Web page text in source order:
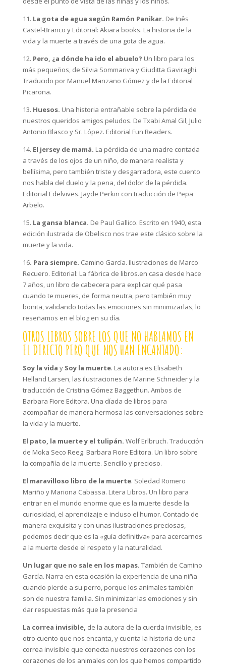
11. La gota de agua según Ramón Panikar. De Inês
Castel-Branco y Editorial: Akiara books. La historia de la
vida y la muerte a través de una gota de agua.
12. Pero, ¿a dónde ha ido el abuelo? Un libro para los
más pequeños, de Silvia Sommariva y Giuditta Gaviraghi.
Traducido por Manuel Manzano Gómez y de la Editorial
Picarona.
13. Huesos. Una historia entrañable sobre la pérdida de
nuestros queridos amigos peludos. De Txabi Amal Gil, Julio
Antonio Blasco y Sr. López. Editorial Fun Readers.
14. El jersey de mamá. La pérdida de una madre contada
a través de los ojos de un niño, de manera realista y
bellísima, pero también triste y desgarradora, este cuento
nos habla del duelo y la pena, del dolor de la pérdida.
Editorial Edelvives. Jayde Perkin con traducción de Pepa
Arbelo.
15. La gansa blanca. De Paul Gallico. Escrito en 1940, esta
edición ilustrada de Obelisco nos trae este clásico sobre la
muerte y la vida.
16. Para siempre. Camino García. Ilustraciones de Marco
Recuero. Editorial: La fábrica de libros.en casa desde hace
7 años, un libro de cabecera para explicar qué pasa
cuando te mueres, de forma neutra, pero también muy
bonita, validando todas las emociones sin minimizarlas, lo
reseñamos en el blog en su día.
OTROS LIBROS SOBRE LOS QUE NO HABLAMOS EN
EL DIRECTO PERO QUE NOS HAN ENCANTADO:
Soy la vida y Soy la muerte. La autora es Elisabeth
Helland Larsen, las ilustraciones de Marine Schneider y la
traducción de Cristina Gómez Baggethun. Ambos de
Barbara Fiore Editora. Una díada de libros para
acompañar de manera hermosa las conversaciones sobre
la vida y la muerte.
El pato, la muerte y el tulipán. Wolf Erlbruch. Traducción
de Moka Seco Reeg. Barbara Fiore Editora. Un libro sobre
la compañía de la muerte. Sencillo y precioso.
El maravilloso libro de la muerte. Soledad Romero
Mariño y Mariona Cabassa. Litera Libros. Un libro para
entrar en el mundo enorme que es la muerte desde la
curiosidad, el aprendizaje e incluso el humor. Contado de
manera exquisita y con unas ilustraciones preciosas,
podemos decir que es la «guía definitiva» para acercarnos
a la muerte desde el respeto y la naturalidad.
Un lugar que no sale en los mapas. También de Camino
García. Narra en esta ocasión la experiencia de una niña
cuando pierde a su perro, porque los animales también
son de nuestra familia. Sin minimizar las emociones y sin
dar respuestas más que la presencia
La correa invisible, de la autora de la cuerda invisible, es
otro cuento que nos encanta, y cuenta la historia de una
correa invisible que conecta nuestros corazones con los
corazones de los animales con los que hemos compartido